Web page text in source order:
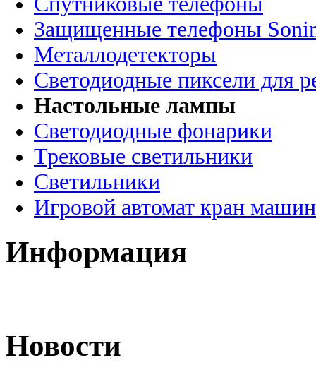
Защищенные телефоны
Металлодетекторы
Светодиодные пиксели для
Настольные лампы
Светодиодные фонарики
Трековые светильники
Светильники
Игровой автомат кран
Информация
Новости